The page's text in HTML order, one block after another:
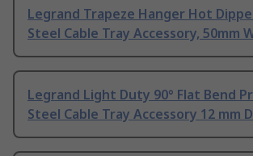
Legrand Trapeze Hanger Hot
Steel Cable Tray Accessory, 50mm
Legrand Light Duty 90° Flat Bend
Steel Cable Tray Accessory 12 mm